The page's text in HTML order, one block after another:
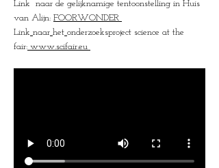
Link  naar de gelijknamige tentoonstelling in Huis
van Alijn: FOORWONDER
Link naar het onderzoeksproject science at the
fair: www.scifair.eu